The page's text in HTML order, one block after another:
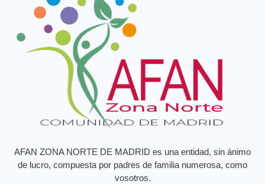
AFAN ZONA NORTE DE MADRID es una entidad, sin ánimo
de lucro, compuesta por padres de familia numerosa, como
vosotros.